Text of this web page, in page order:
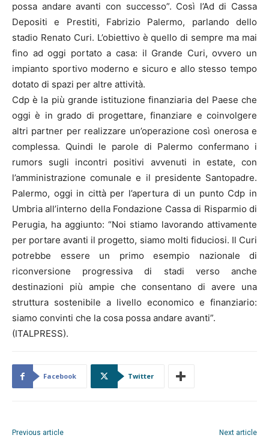
possa andare avanti con successo”. Così l’Ad di Cassa
Depositi e Prestiti, Fabrizio Palermo, parlando dello
stadio Renato Curi. L’obiettivo è quello di sempre ma mai
fino ad oggi portato a casa: il Grande Curi, ovvero un
impianto sportivo moderno e sicuro e allo stesso tempo
dotato di spazi per altre attività.
Cdp è la più grande istituzione finanziaria del Paese che
oggi è in grado di progettare, finanziare e coinvolgere
altri partner per realizzare un’operazione così onerosa e
complessa. Quindi le parole di Palermo confermano i
rumors sugli incontri positivi avvenuti in estate, con
l’amministrazione comunale e il presidente Santopadre.
Palermo, oggi in città per l’apertura di un punto Cdp in
Umbria all’interno della Fondazione Cassa di Risparmio di
Perugia, ha aggiunto: “Noi stiamo lavorando attivamente
per portare avanti il progetto, siamo molti fiduciosi. Il Curi
potrebbe essere un primo esempio nazionale di
riconversione progressiva di stadi verso anche
destinazioni più ampie che consentano di avere una
struttura sostenibile a livello economico e finanziario:
siamo convinti che la cosa possa andare avanti”.
(ITALPRESS).
Facebook Twitter
Previous article Next article